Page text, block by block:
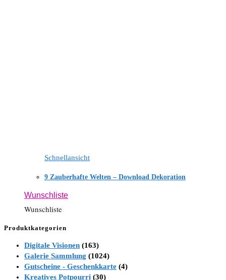
Schnellansicht
9 Zauberhafte Welten – Download Dekoration
Wunschliste
Wunschliste
Produktkategorien
Digitale Visionen (163)
Galerie Sammlung (1024)
Gutscheine - Geschenkkarte (4)
Kreatives Potpourri (30)